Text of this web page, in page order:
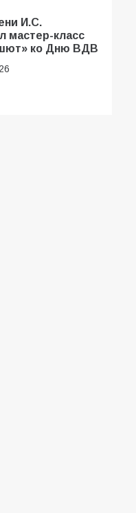
И.С.
мастер-класс
ко Дню ВДВ